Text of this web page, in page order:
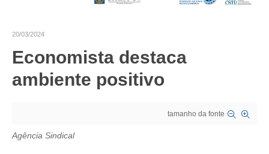
SUBSEDES SINDICAIS
20/03/2024
Economista destaca
ambiente positivo
tamanho da fonte
Agência Sindical